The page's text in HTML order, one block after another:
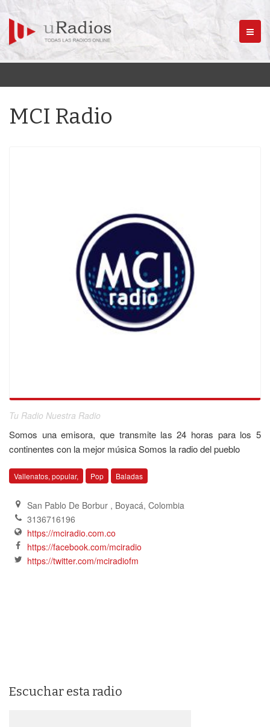
Menú
MCI Radio
Tu Radio Nuestra Radio
Somos una emisora, que transmite las 24 horas para los 5
continentes con la mejor música Somos la radio del pueblo
Vallenatos, popular, Pop Baladas
San Pablo De Borbur , Boyacá, Colombia
3136716196
https://mciradio.com.co
https://facebook.com/mciradio
https://twitter.com/mciradiofm
Escuchar esta radio